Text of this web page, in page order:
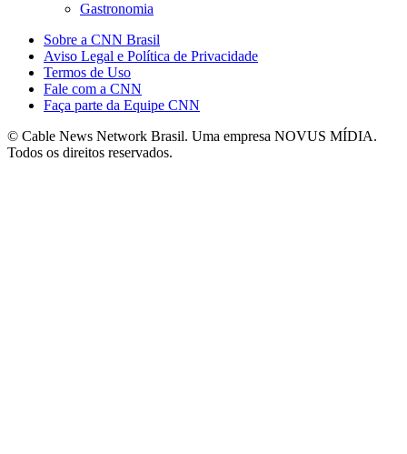
Gastronomia
Sobre a CNN Brasil
Aviso Legal e Política de Privacidade
Termos de Uso
Fale com a CNN
Faça parte da Equipe CNN
© Cable News Network Brasil. Uma empresa NOVUS MÍDIA.
Todos os direitos reservados.